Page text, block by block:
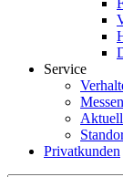
Service
Privatkunden